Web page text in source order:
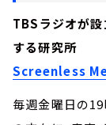
TBSラジオが
する研究所
Screenless
毎週金曜日の